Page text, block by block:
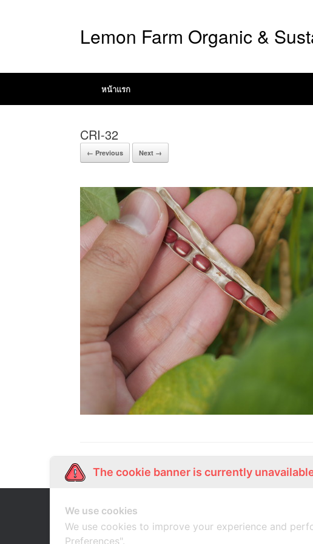
Lemon Farm Organic &
หน้าแรก
CRI-32
← Previous Next →
Our Story
เกี่ยวกับเรา ช้อปออนไลน์
The cookie banner is currently
We use cookies
We use cookies to improve your experience and
Preferences".